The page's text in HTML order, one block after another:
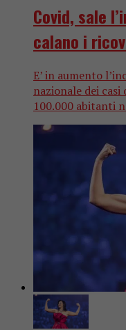
Covid, sale
calano i
E’ in aumento
nazionale dei
100.000 abitanti